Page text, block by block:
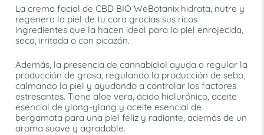
La crema facial de CBD BIO WeBotanix hidrata, nutre y
regenera la piel de tu cara gracias sus ricos
ingredientes que la hacen ideal para la piel enrojecida,
seca, irritada o con picazón.
Además, la presencia de cannabidiol ayuda a regular la
producción de grasa, regulando la producción de sebo,
calmando la piel y ayudando a controlar los factores
estresantes. Tiene aloe vera, ácido hialurónico, aceite
esencial de ylang-ylang y aceite esencial de
bergamota para una piel feliz y radiante, además de un
aroma suave y agradable.